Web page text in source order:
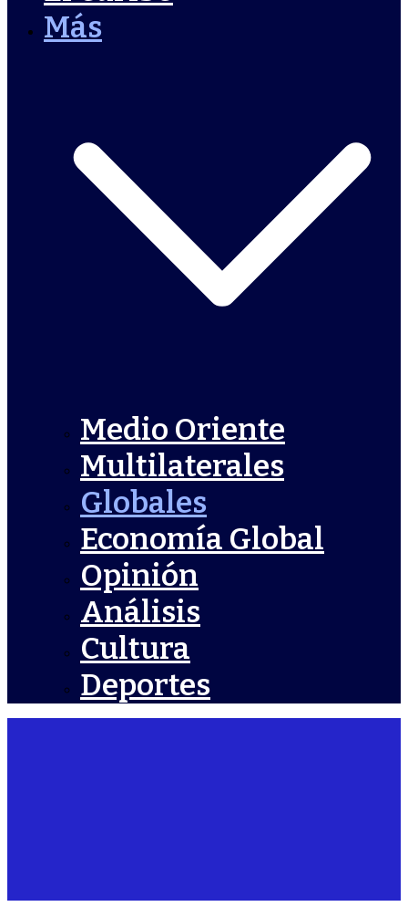
Más
Medio Oriente
Multilaterales
Globales
Economía Global
Opinión
Análisis
Cultura
Deportes